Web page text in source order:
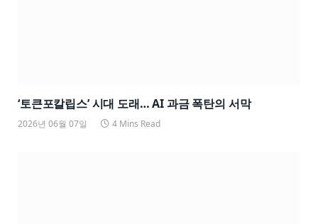
‘토큰포칼립스’ 시대 도래… AI 과금 폭탄의 서막
2026년 06월 07일 4 Mins Read